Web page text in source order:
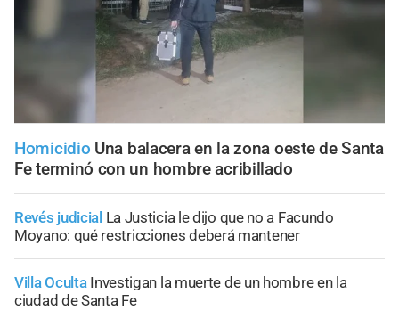
Homicidio Una balacera en la zona oeste de Santa
Fe terminó con un hombre acribillado
Revés judicial La Justicia le dijo que no a Facundo
Moyano: qué restricciones deberá mantener
Villa Oculta Investigan la muerte de un hombre en la
ciudad de Santa Fe